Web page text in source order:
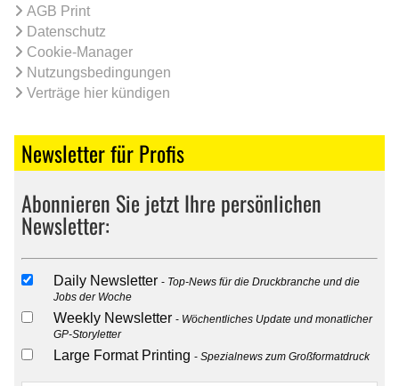
AGB Print
Datenschutz
Cookie-Manager
Nutzungsbedingungen
Verträge hier kündigen
Newsletter für Profis
Abonnieren Sie jetzt Ihre persönlichen
Newsletter:
Daily Newsletter
Top-News für die Druckbranche und die
Jobs der Woche
Weekly Newsletter
Wöchentliches Update und monatlicher
GP-Storyletter
Large Format Printing Spezialnews zum Großformatdruck